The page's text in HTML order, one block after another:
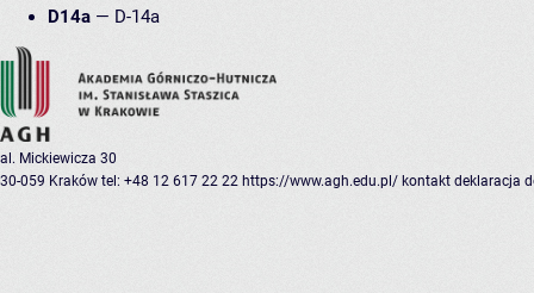
D14a — D-14a
al. Mickiewicza 30
30-059 Kraków tel: +48 12 617 22 22 https://www.agh.edu.pl/ kontakt deklaracja